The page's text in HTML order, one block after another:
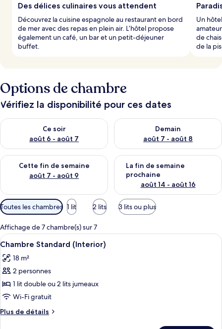
Des délices culinaires vous attendent
Découvrez la cuisine espagnole au restaurant en bord
de mer avec des repas en plein air. L’hôtel propose
également un café, un bar et un petit-déjeuner
buffet.
Un
de
de la
Options de chambre
Vérifiez la disponibilité pour ces dates
Ce soir
août 6 - août 7
Vérifier la disponibilité pour ce soir août 6 - août 7
Demain
août 7 - août 8
Vérifier la disponibilité pour
Cette fin de semaine
août 7 - août 9
Vérifier la disponibilité pour cette fin de semaine août 7 -
La fin de semaine
prochaine
août 14 - août 16
Vérifier la disponibilité pour
Filtres
disponibles
pour
les
chambres
Toutes les chambres 1 lit 2 lits 3 lits ou plus
Affichage de 7 chambre(s) sur 7
Afficher
toutes
les
photos
pour
ce
type
de
Une chambre d’hôtel comprenant
6
Chambre Standard (Interior)
18 m²
2 personnes
1 lit double ou 2 lits jumeaux
Wi-Fi gratuit
Plus de détails
Plus